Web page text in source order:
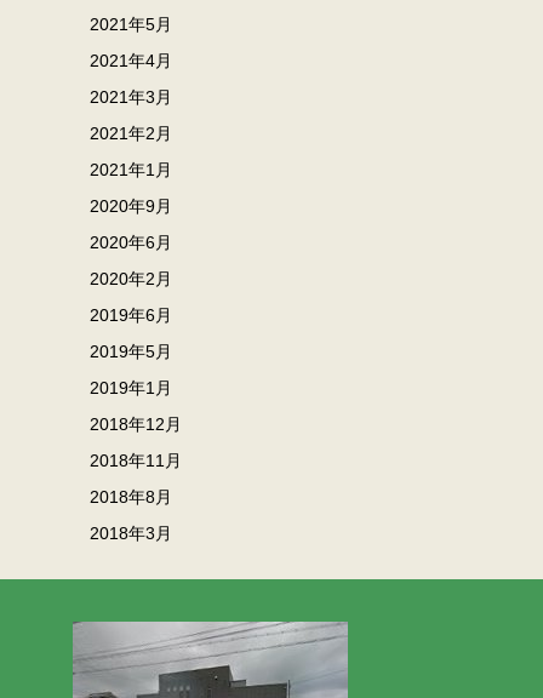
2021年5月
2021年4月
2021年3月
2021年2月
2021年1月
2020年9月
2020年6月
2020年2月
2019年6月
2019年5月
2019年1月
2018年12月
2018年11月
2018年8月
2018年3月